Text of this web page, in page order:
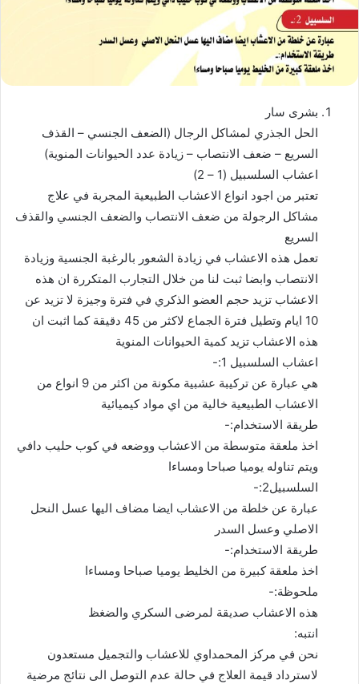
ل
ك
ت
و
ن
ا
بشرى سار
الحل الجذري لمشاكل الرجال (الضعف الجنسي – القذف
السريع – ضعف الانتصاب – زيادة عدد الحيوانات المنوية)
اعشاب السلسبيل (1 – 2)
تعتبر من اجود انواع الاعشاب الطبيعية المجربة في علاج
مشاكل الرجولة من ضعف الانتصاب والضعف الجنسي والقذف
السريع
تعمل هذه الاعشاب في زيادة الشعور بالرغبة الجنسية وزيادة
الانتصاب وابضا ثبت لنا من خلال التجارب المتكررة ان هذه
الاعشاب تزيد حجم العضو الذكري في فترة وجيزة لا تزيد عن
10 ايام وتطيل فترة الجماع لاكثر من 45 دقيقة كما اثبت ان
هذه الاعشاب تزيد كمية الحيوانات المنوية
اعشاب السلسبيل 1:-
هي عبارة عن تركيبة عشبية مكونة من اكثر من 9 انواع من
الاعشاب الطبيعية خالية من اي مواد كيميائية
طريقة الاستخدام:-
اخذ ملعقة متوسطة من الاعشاب ووضعه في كوب حليب دافي
ويتم تناوله يوميا صباحا ومساءا
السلسبيل2:-
عبارة عن خلطة من الاعشاب ايضا مضاف اليها عسل النحل
الاصلي وعسل السدر
طريقة الاستخدام:-
اخذ ملعقة كبيرة من الخليط يوميا صباحا ومساءا
ملحوظة:-
هذه الاعشاب صديقة لمرضى السكري والضغظ
انتبه:
نحن في مركز المحمداوي للاعشاب والتجميل مستعدون
لاسترداد قيمة العلاج في حالة عدم التوصل الى نتائج مرضية